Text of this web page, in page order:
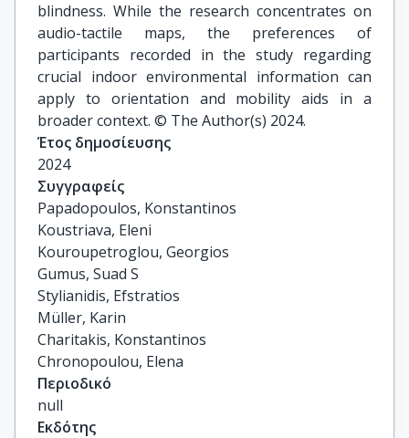
blindness. While the research concentrates on
audio-tactile maps, the preferences of
participants recorded in the study regarding
crucial indoor environmental information can
apply to orientation and mobility aids in a
broader context. © The Author(s) 2024.
Έτος δημοσίευσης
2024
Συγγραφείς
Papadopoulos, Konstantinos
Koustriava, Eleni
Kouroupetroglou, Georgios
Gumus, Suad S
Stylianidis, Efstratios
Müller, Karin
Charitakis, Konstantinos
Chronopoulou, Elena
Περιοδικό
null
Εκδότης